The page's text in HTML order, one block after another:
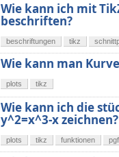
Wie kann ich mit
beschriften?
beschriftungen tikz
Wie kann man
plots tikz
Wie kann ich die
y^2=x^3-x zeichnen?
plots tikz funktionen